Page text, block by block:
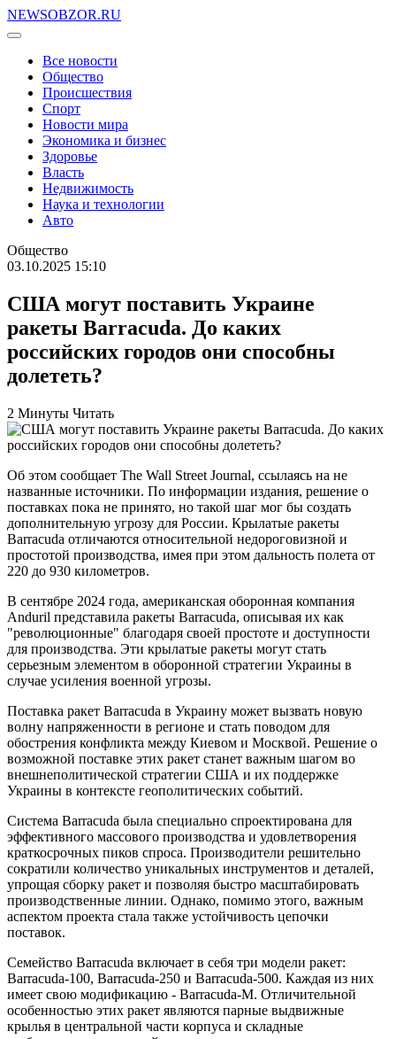
NEWSOBZOR.RU
Все новости
Общество
Происшествия
Спорт
Новости мира
Экономика и бизнес
Здоровье
Власть
Недвижимость
Наука и технологии
Авто
Общество
03.10.2025 15:10
США могут поставить Украине
ракеты Barracuda. До каких
российских городов они способны
долететь?
2 Минуты Читать
Об этом сообщает The Wall Street Journal, ссылаясь на не
названные источники. По информации издания, решение о
поставках пока не принято, но такой шаг мог бы создать
дополнительную угрозу для России. Крылатые ракеты
Barracuda отличаются относительной недороговизной и
простотой производства, имея при этом дальность полета от
220 до 930 километров.
В сентябре 2024 года, американская оборонная компания
Anduril представила ракеты Barracuda, описывая их как
"революционные" благодаря своей простоте и доступности
для производства. Эти крылатые ракеты могут стать
серьезным элементом в оборонной стратегии Украины в
случае усиления военной угрозы.
Поставка ракет Barracuda в Украину может вызвать новую
волну напряженности в регионе и стать поводом для
обострения конфликта между Киевом и Москвой. Решение о
возможной поставке этих ракет станет важным шагом во
внешнеполитической стратегии США и их поддержке
Украины в контексте геополитических событий.
Система Barracuda была специально спроектирована для
эффективного массового производства и удовлетворения
краткосрочных пиков спроса. Производители решительно
сократили количество уникальных инструментов и деталей,
упрощая сборку ракет и позволяя быстро масштабировать
производственные линии. Однако, помимо этого, важным
аспектом проекта стала также устойчивость цепочки
поставок.
Семейство Barracuda включает в себя три модели ракет:
Barracuda-100, Barracuda-250 и Barracuda-500. Каждая из них
имеет свою модификацию - Barracuda-M. Отличительной
особенностью этих ракет являются парные выдвижные
крылья в центральной части корпуса и складные